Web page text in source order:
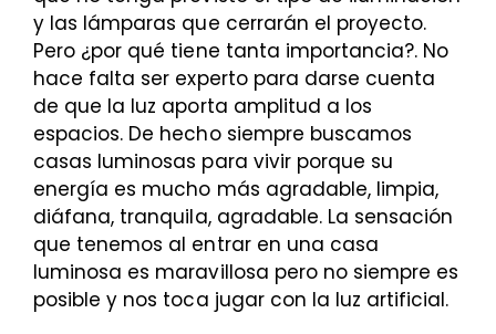
y las lámparas que cerrarán el proyecto.
Pero ¿por qué tiene tanta importancia?. No
hace falta ser experto para darse cuenta
de que la luz aporta amplitud a los
espacios. De hecho siempre buscamos
casas luminosas para vivir porque su
energía es mucho más agradable, limpia,
diáfana, tranquila, agradable. La sensación
que tenemos al entrar en una casa
luminosa es maravillosa pero no siempre es
posible y nos toca jugar con la luz artificial.